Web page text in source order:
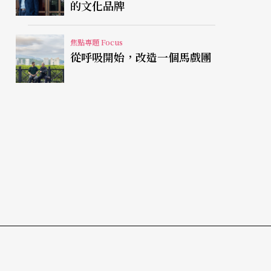
的文化品牌
焦點專題 Focus
從呼吸開始，改造一個馬戲團